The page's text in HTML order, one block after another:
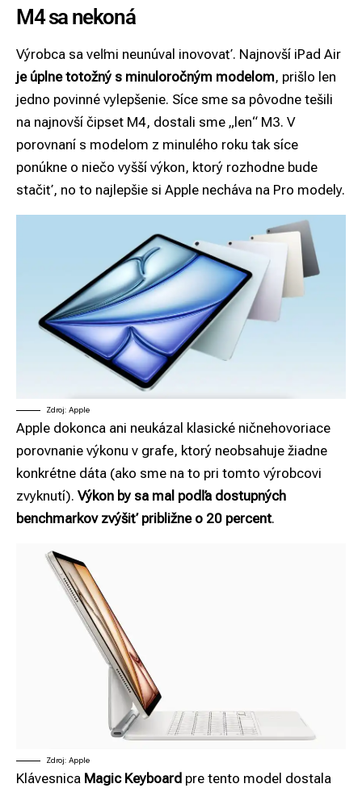
M4 sa nekoná
Výrobca sa veľmi neunúval inovovať. Najnovší iPad Air
je úplne totožný s minuloročným modelom, prišlo len
jedno povinné vylepšenie. Síce sme sa pôvodne tešili
na najnovší čipset M4, dostali sme „len“ M3. V
porovnaní s modelom z minulého roku tak síce
ponúkne o niečo vyšší výkon, ktorý rozhodne bude
stačiť, no to najlepšie si Apple necháva na Pro modely.
Zdroj: Apple
Apple dokonca ani neukázal klasické ničnehovoriace
porovnanie výkonu v grafe, ktorý neobsahuje žiadne
konkrétne dáta (ako sme na to pri tomto výrobcovi
zvyknutí). Výkon by sa mal podľa dostupných
benchmarkov zvýšiť približne o 20 percent.
Zdroj: Apple
Klávesnica Magic Keyboard pre tento model dostala